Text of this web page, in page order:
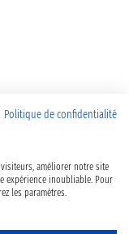
Politique de confidentialité
améliorer notre site
expérience inoubliable. Pour
les paramètres.